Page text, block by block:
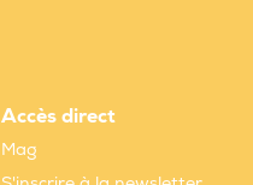
Accès direct
Mag